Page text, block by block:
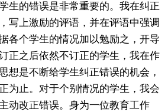
的错误是非常重要的。我在纠正
写上激励的评语，并在评语中强调
各个学生的情况加以勉励之，开导
正之后依然不订正的学生，我在作
想是不断给学生纠正错误的机会，
为止。对于个别情况的学生，我会
动改正错误。身为一位教育工作